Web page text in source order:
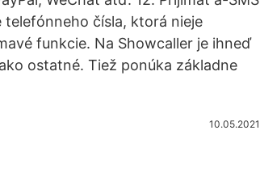
čísla, ktorá nieje
funkcie. Na Showcaller je ihneď
ostatné. Tiež ponúka základne
10.05.2021